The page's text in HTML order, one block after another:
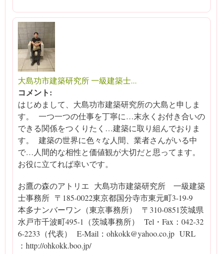
大島功市建築研究所 一級建築士...
コメント:
はじめまして、大島功市建築研究所の大島と申しま
す。 一つ一つの仕事を丁寧に…末永くお付き合いの
できる関係をつくりたく…建築に取り組んでおりま
す。 建築の世界に色々な人間、業者さんがいる中
で…人間的な相性と価値観が大切だと思ってます。
お役に立てれば幸いです。
お鷹の森のアトリエ 大島功市建築研究所 一級建築
士事務所 〒185-0022東京都国分寺市東元町3-19-9
本多ナンバーワン（東京事務所） 〒310-0851茨城県
水戸市千波町495-1（茨城事務所） Tel・Fax：042-32
6-2233（代表） E-Mail：ohkokk@yahoo.co.jp URL
：http://ohkokk.boo.jp/